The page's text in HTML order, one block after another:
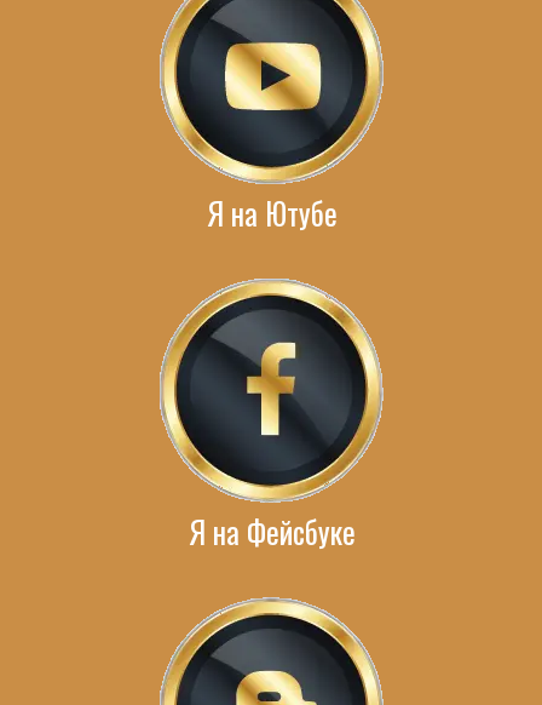
Я на Ютубе
Я на Фейсбуке